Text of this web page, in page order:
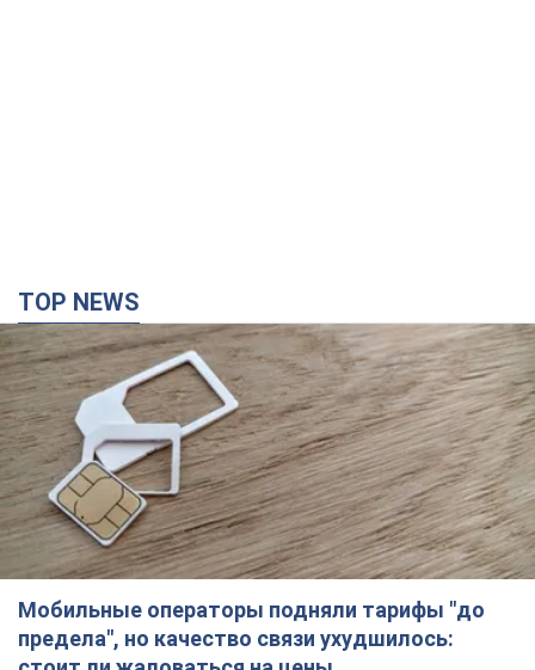
Мобильные операторы подняли тарифы "до
предела", но качество связи ухудшилось:
стоит ли жаловаться на цены
Почему цены на мобильную связь выросли в разы и как
улучшить качество интернета в телефоне
2 години тому 8,9 т.
СБУ задержала двух агентов РФ, которые
корректировали удары врага по Николаеву.
Фото